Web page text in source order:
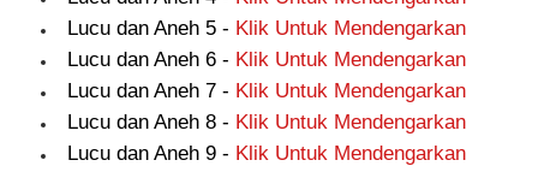
Lucu dan Aneh 5 - Klik Untuk Mendengarkan
Lucu dan Aneh 6 - Klik Untuk Mendengarkan
Lucu dan Aneh 7 - Klik Untuk Mendengarkan
Lucu dan Aneh 8 - Klik Untuk Mendengarkan
Lucu dan Aneh 9 - Klik Untuk Mendengarkan